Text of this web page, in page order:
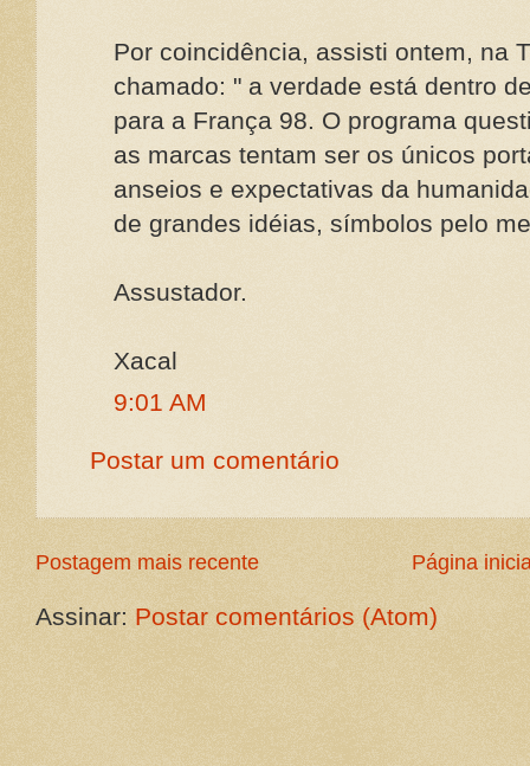
Por coincidência, assisti ontem, na
chamado: " a verdade está dentro
para a França 98. O programa
as marcas tentam ser os únicos
anseios e expectativas da
de grandes idéias, símbolos pelo
Assustador.
Xacal
9:01 AM
Postar um comentário
Postagem mais recente Página
Assinar: Postar comentários (Atom)